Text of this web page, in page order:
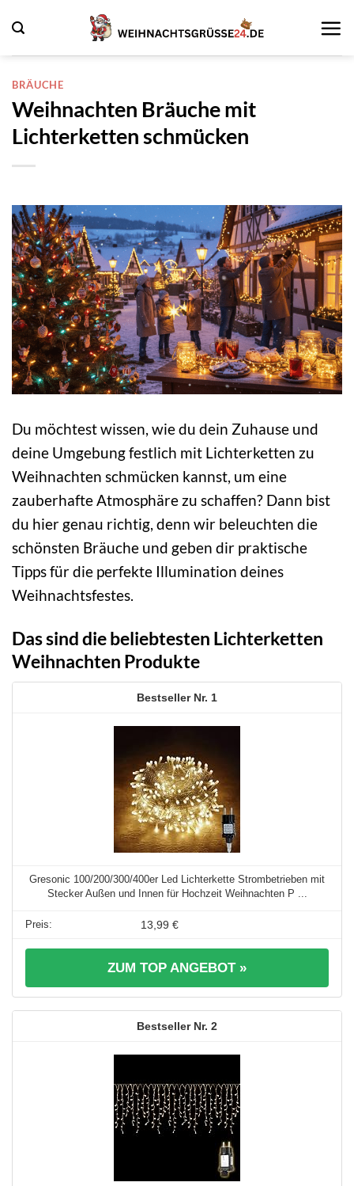
Inhalt
springen
BRÄUCHE
Weihnachten Bräuche mit
Lichterketten schmücken
Du möchtest wissen, wie du dein Zuhause und
deine Umgebung festlich mit Lichterketten zu
Weihnachten schmücken kannst, um eine
zauberhafte Atmosphäre zu schaffen? Dann bist
du hier genau richtig, denn wir beleuchten die
schönsten Bräuche und geben dir praktische
Tipps für die perfekte Illumination deines
Weihnachtsfestes.
Das sind die beliebtesten Lichterketten
Weihnachten Produkte
1
Gresonic 100/200/300/400er Led Lichterkette Strombetrieben mit
Stecker Außen und Innen für Hochzeit Weihnachten P ...
13,99 €
ZUM TOP ANGEBOT »
2